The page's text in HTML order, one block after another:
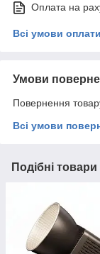
Оплата на
Всі умови оплати
Умови
Повернення
Всі умови
Подібні товари